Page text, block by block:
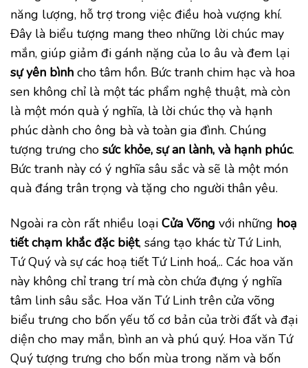
năng lượng, hỗ trợ trong việc điều hoà vượng khí.
Đây là biểu tượng mang theo những lời chúc may
mắn, giúp giảm đi gánh nặng của lo âu và đem lại
sự yên bình cho tâm hồn. Bức tranh chim hạc và hoa
sen không chỉ là một tác phẩm nghệ thuật, mà còn
là một món quà ý nghĩa, là lời chúc thọ và hạnh
phúc dành cho ông bà và toàn gia đình. Chúng
tượng trưng cho sức khỏe, sự an lành, và hạnh phúc.
Bức tranh này có ý nghĩa sâu sắc và sẽ là một món
quà đáng trân trọng và tặng cho người thân yêu.
Ngoài ra còn rất nhiều loại Cửa Võng với những hoạ
tiết chạm khắc đặc biệt, sáng tạo khác từ Tứ Linh,
Tứ Quý và sự các hoạ tiết Tứ Linh hoá,.. Các hoa văn
này không chỉ trang trí mà còn chứa đựng ý nghĩa
tâm linh sâu sắc. Hoa văn Tứ Linh trên cửa võng
biểu trưng cho bốn yếu tố cơ bản của trời đất và đại
diện cho may mắn, bình an và phú quý. Hoa văn Tứ
Quý tượng trưng cho bốn mùa trong năm và bốn